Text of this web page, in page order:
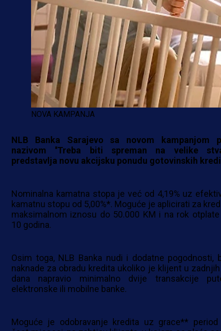
NOVA KAMPANJA
NLB Banka Sarajevo sa novom kampanjom
nazivom ''Treba biti spreman na velike
predstavlja novu akcijsku ponudu gotovinskih
Nominalna kamatna stopa je već od 4,19% uz
kamatnu stopu od 5,00%*. Moguće je aplicirati za
maksimalnom iznosu do 50.000 KM i na rok
10 godina.
Osim toga, NLB Banka nudi i dodatne pogodnosti,
naknade za obradu kredita ukoliko je klijent u
dana napravio minimalno dvije transakcije
elektronske ili mobilne banke.
Moguće je odobravanje kredita uz grace** period